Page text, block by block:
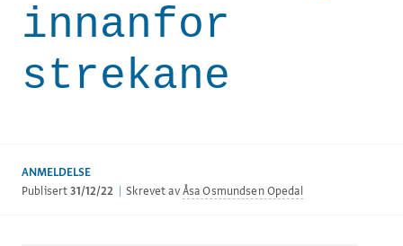
innanfor
strekane
ANMELDELSE
Publisert31/12/22 Skrevet avÅsa Osmundsen Opedal